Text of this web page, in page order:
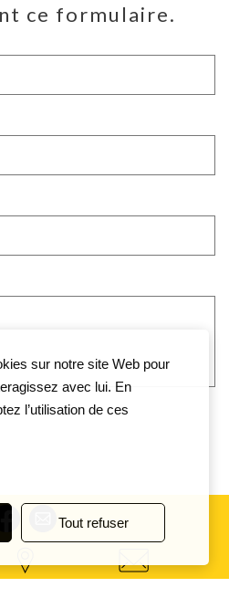
ce formulaire.
sur notre site Web pour
avec lui. En
l’utilisation de ces
Tout refuser